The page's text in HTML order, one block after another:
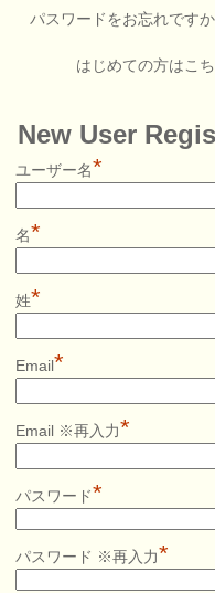
パスワードをお忘れですか
はじめての方はこ
New User
ユーザー名*
名*
姓*
Email*
Email ※再入力*
パスワード*
パスワード ※再入力*